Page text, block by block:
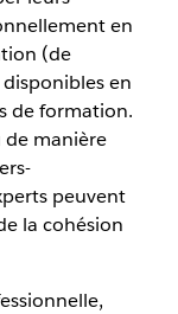
en
(de
en
de formation.
de manière
peuvent
la cohésion